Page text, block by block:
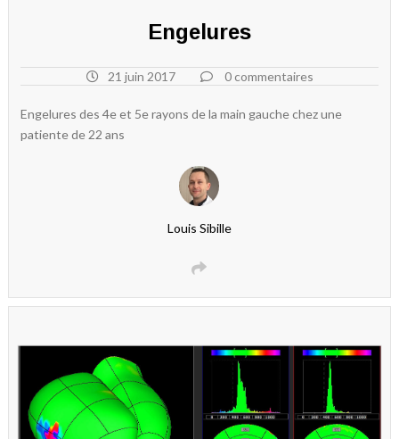
Engelures
21 juin 2017 0 commentaires
Engelures des 4e et 5e rayons de la main gauche chez une
patiente de 22 ans
Louis Sibille